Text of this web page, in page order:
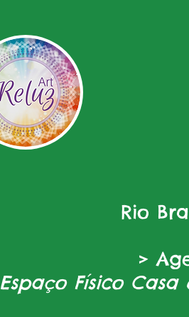
Rio
>
Espaço Físico Casa